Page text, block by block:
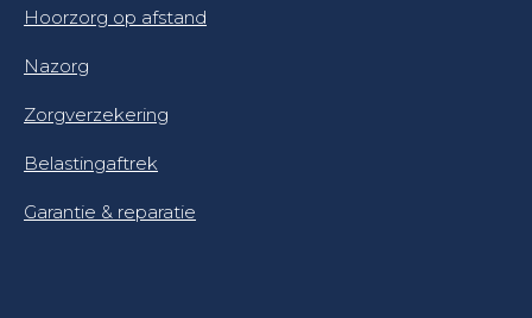
Hoorzorg op afstand
Nazorg
Zorgverzekering
Belastingaftrek
Garantie & reparatie